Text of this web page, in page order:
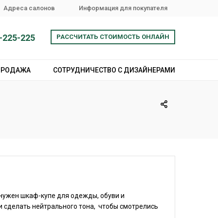
Адреса салонов Информация для покупателя
225 РАССЧИТАТЬ СТОИМОСТЬ ОНЛАЙН
СОТРУДНИЧЕСТВО С ДИЗАЙНЕРАМИ
шкаф-купе для одежды, обуви и
нейтрального тона, чтобы смотрелись